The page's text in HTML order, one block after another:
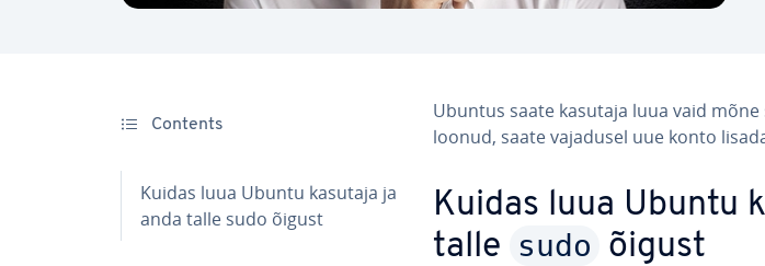
Contents
Kuidas luua Ubuntu kasutaja ja
anda talle sudo õigust
Ubuntus saate kasutaja luua vaid
loonud, saate vajadusel uue konto
Kuidas luua Ubuntu
talle sudo õigust